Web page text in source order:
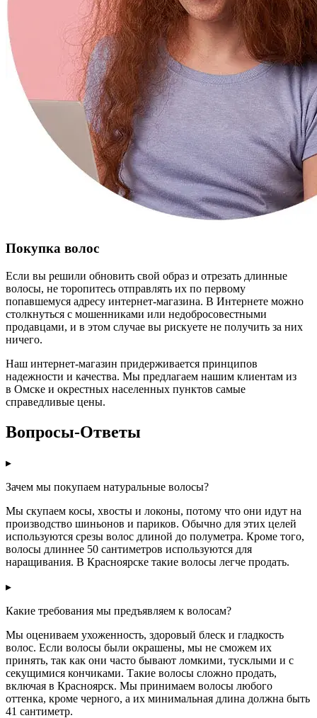
Покупка волос
Если вы решили обновить свой образ и отрезать длинные
волосы, не торопитесь отправлять их по первому
попавшемуся адресу интернет-магазина. В Интернете можно
столкнуться с мошенниками или недобросовестными
продавцами, и в этом случае вы рискуете не получить за них
ничего.
Наш интернет-магазин придерживается принципов
надежности и качества. Мы предлагаем нашим клиентам из
в Омске и окрестных населенных пунктов самые
справедливые цены.
Вопросы-Ответы
▸
Зачем мы покупаем натуральные волосы?
Мы скупаем косы, хвосты и локоны, потому что они идут на
производство шиньонов и париков. Обычно для этих целей
используются срезы волос длиной до полуметра. Кроме того,
волосы длиннее 50 сантиметров используются для
наращивания. В Красноярске такие волосы легче продать.
▸
Какие требования мы предъявляем к волосам?
Мы оцениваем ухоженность, здоровый блеск и гладкость
волос. Если волосы были окрашены, мы не сможем их
принять, так как они часто бывают ломкими, тусклыми и с
секущимися кончиками. Такие волосы сложно продать,
включая в Красноярск. Мы принимаем волосы любого
оттенка, кроме черного, а их минимальная длина должна быть
41 сантиметр.